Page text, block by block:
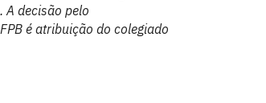
decisão pelo
é atribuição do colegiado